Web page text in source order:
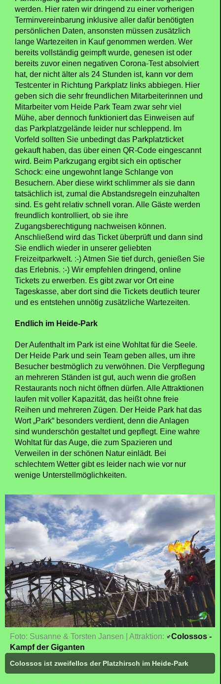
werden. Hier raten wir dringend zu einer vorherigen
Terminvereinbarung inklusive aller dafür benötigten
persönlichen Daten, ansonsten müssen zusätzlich
lange Wartezeiten in Kauf genommen werden. Wer
bereits vollständig geimpft wurde, genesen ist oder
bereits zuvor einen negativen Corona-Test absolviert
hat, der nicht älter als 24 Stunden ist, kann vor dem
Testcenter in Richtung Parkplatz links abbiegen. Hier
geben sich die sehr freundlichen Mitarbeiterinnen und
Mitarbeiter vom Heide Park Team zwar sehr viel
Mühe, aber dennoch funktioniert das Einweisen auf
das Parkplatzgelände leider nur schleppend. Im
Vorfeld sollten Sie unbedingt das Parkplatzticket
gekauft haben, das über einen QR-Code eingescannt
wird. Beim Parkzugang ergibt sich ein optischer
Schock: eine ungewohnt lange Schlange von
Besuchern. Aber diese wirkt schlimmer als sie dann
tatsächlich ist, zumal die Abstandsregeln einzuhalten
sind. Es geht relativ schnell voran. Alle Gäste werden
freundlich kontrolliert, ob sie ihre
Zugangsberechtigung nachweisen können.
Anschließend wird das Ticket überprüft und dann sind
Sie endlich wieder in unserer geliebten
Freizeitparkwelt. :-) Atmen Sie tief durch, genießen Sie
das Erlebnis. :-) Wir empfehlen dringend, online
Tickets zu erwerben. Es gibt zwar vor Ort eine
Tageskasse, aber dort sind die Tickets deutlich teurer
und es entstehen unnötig zusätzliche Wartezeiten.
Endlich im Heide-Park
Der Aufenthalt im Park ist eine Wohltat für die Seele.
Der Heide Park und sein Team geben alles, um ihre
Besucher bestmöglich zu verwöhnen. Die Verpflegung
an mehreren Ständen ist gut, auch wenn die großen
Restaurants noch nicht öffnen dürfen. Alle Attraktionen
laufen mit voller Kapazität, das heißt ohne freie
Reihen und mehreren Zügen. Der Heide Park hat das
Wort „Park“ besonders verdient, denn die Anlagen
sind wunderschön gestaltet und gepflegt. Eine wahre
Wohltat für das Auge, die zum Spazieren und
Verweilen in der schönen Natur einlädt. Bei
schlechtem Wetter gibt es leider nach wie vor nur
wenige Unterstellmöglichkeiten.
Foto: Susanne & Torsten Jansen | Attraktion:
Colossos -
Kampf der Giganten
Colossos ist zweifellos der Platzhirsch im Heide-Park